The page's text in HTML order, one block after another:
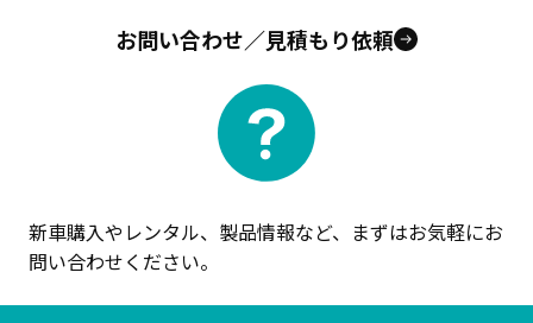
お問い合わせ／見積もり依頼
新車購入やレンタル、製品情報など、まずはお気軽にお
問い合わせください。